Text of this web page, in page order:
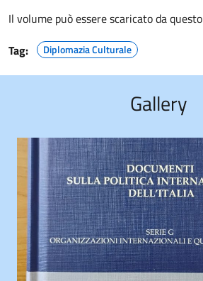
Il volume può essere scaricato da questo
Tag:
Diplomazia Culturale
Gallery